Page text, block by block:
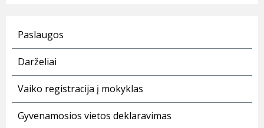
Paslaugos
Darželiai
Vaiko registracija į mokyklas
Gyvenamosios vietos deklaravimas